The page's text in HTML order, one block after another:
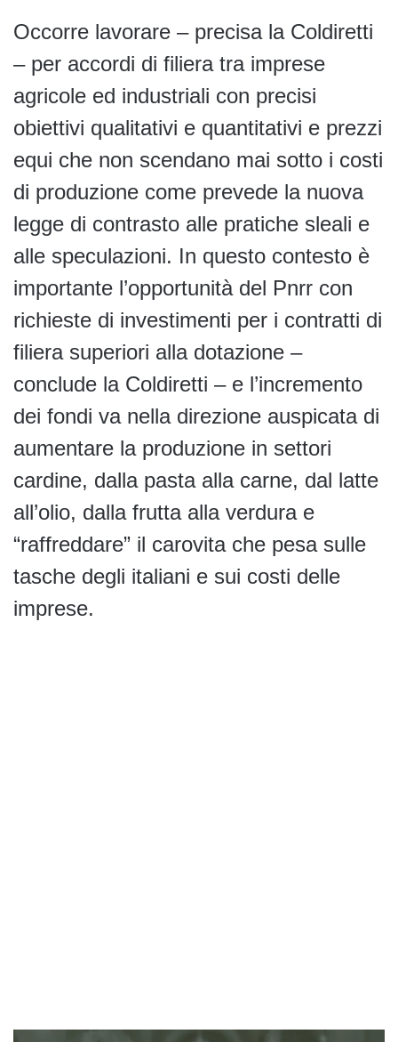
Occorre lavorare – precisa la Coldiretti
– per accordi di filiera tra imprese
agricole ed industriali con precisi
obiettivi qualitativi e quantitativi e prezzi
equi che non scendano mai sotto i costi
di produzione come prevede la nuova
legge di contrasto alle pratiche sleali e
alle speculazioni. In questo contesto è
importante l’opportunità del Pnrr con
richieste di investimenti per i contratti di
filiera superiori alla dotazione –
conclude la Coldiretti – e l’incremento
dei fondi va nella direzione auspicata di
aumentare la produzione in settori
cardine, dalla pasta alla carne, dal latte
all’olio, dalla frutta alla verdura e
“raffreddare” il carovita che pesa sulle
tasche degli italiani e sui costi delle
imprese.